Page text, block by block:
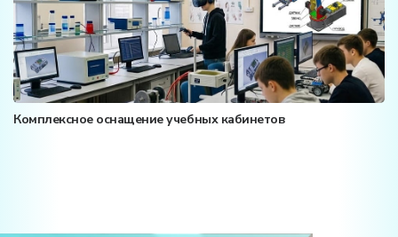
Комплексное оснащение учебных кабинетов